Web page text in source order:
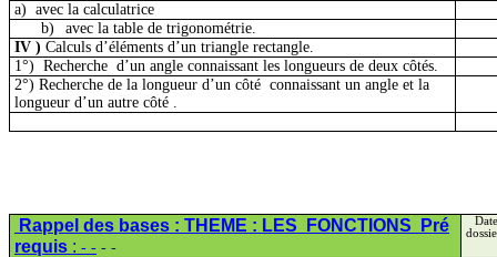
a) avec la calculatrice
b)
avec la table de trigonométrie.
IV ) Calculs d’éléments d’un triangle rectangle.
1°) Recherche d’un angle connaissant les longueurs de deux côtés.
2°) Recherche de la longueur d’un côté connaissant un angle et la
longueur d’un autre côté .
Rappel des bases : THEME : LES FONCTIONS Pré
requis : - - - -